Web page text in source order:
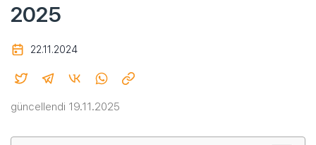
2025
22.11.2024
güncellendi 19.11.2025